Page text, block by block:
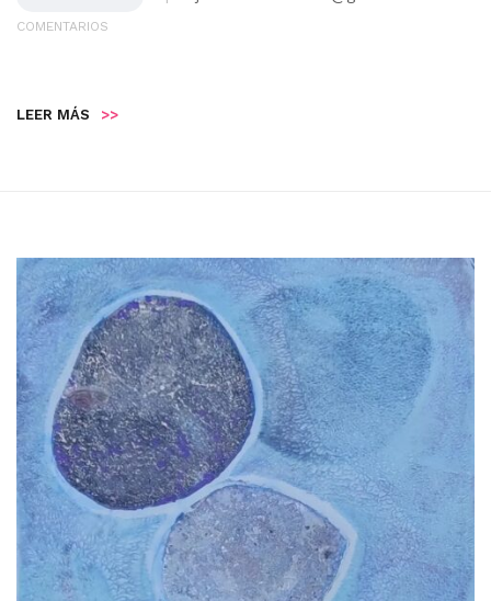
COMENTARIOS
LEER MÁS >>